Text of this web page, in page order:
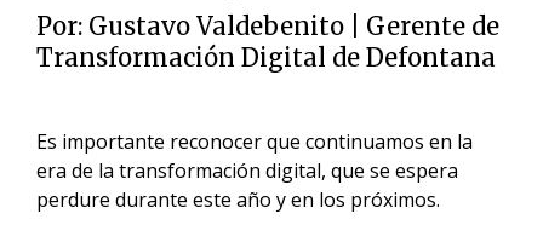
Por: Gustavo Valdebenito | Gerente de
Transformación Digital de Defontana
Es importante reconocer que continuamos en la
era de la transformación digital, que se espera
perdure durante este año y en los próximos.